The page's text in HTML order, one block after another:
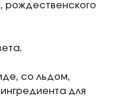
рождественского
со льдом,
для